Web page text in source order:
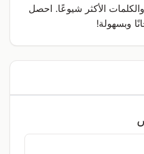
الأكثر شيوعًا. احصل
وبسهولة!